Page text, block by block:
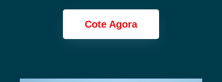
Cote Agora